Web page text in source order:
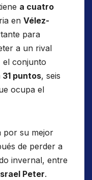
a cuatro
en Vélez-
para
a un rival
el conjunto
puntos, seis
ocupa el
por su mejor
de perder a
invernal, entre
Peter.